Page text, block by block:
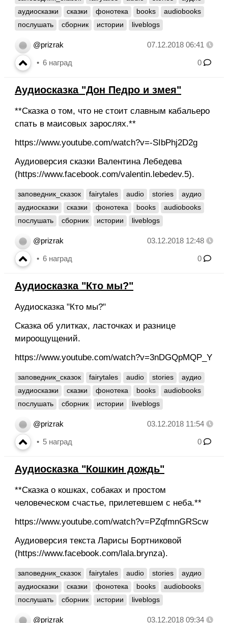
аудиосказки
сказки фонотека books
audiobooks
послушать
сборник истории liveblogs
@prizrak 07.12.2018 06:41
6 наград 0
Аудиосказка "Дон Педро и змея"
**Сказка о том, что не стоит славным кабальеро
спать в маисовых зарослях.**
https://www.youtube.com/watch?v=-SIbPhj2D2g
Аудиоверсия сказки Валентина Лебедева
(https://www.facebook.com/valentin.lebedev.5).
заповедник_сказок fairytales audio stories
аудио
аудиосказки
сказки фонотека books
audiobooks
послушать
сборник истории liveblogs
@prizrak 03.12.2018 12:48
6 наград 0
Аудиосказка "Кто мы?"
Аудиосказка "Кто мы?"
Сказка об улитках, ласточках и разнице
мироощущений.
https://www.youtube.com/watch?v=3nDGQpMQP_Y
заповедник_сказок fairytales audio stories
аудио
аудиосказки
сказки фонотека books
audiobooks
послушать
сборник истории liveblogs
@prizrak 03.12.2018 11:54
5 наград 0
Аудиосказка "Кошкин дождь"
**Сказка о кошках, собаках и простом
человеческом счастье, прилетевшем с неба.**
https://www.youtube.com/watch?v=PZqfmnGRScw
Аудиоверсия текста Ларисы Бортниковой
(https://www.facebook.com/lala.brynza).
заповедник_сказок fairytales audio stories
аудио
аудиосказки
сказки фонотека books
audiobooks
послушать
сборник истории liveblogs
@prizrak 03.12.2018 09:34